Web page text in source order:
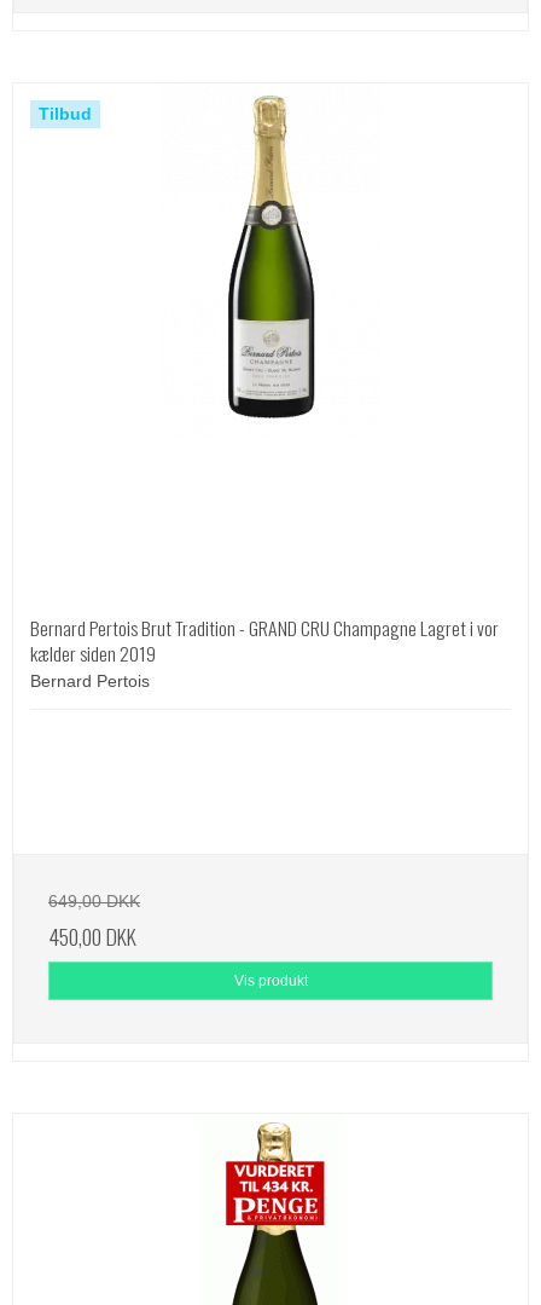
Tilbud
Bernard Pertois Brut Tradition - GRAND CRU Champagne Lagret i vor
kælder siden 2019
Bernard Pertois
649,00 DKK
450,00 DKK
Vis produkt